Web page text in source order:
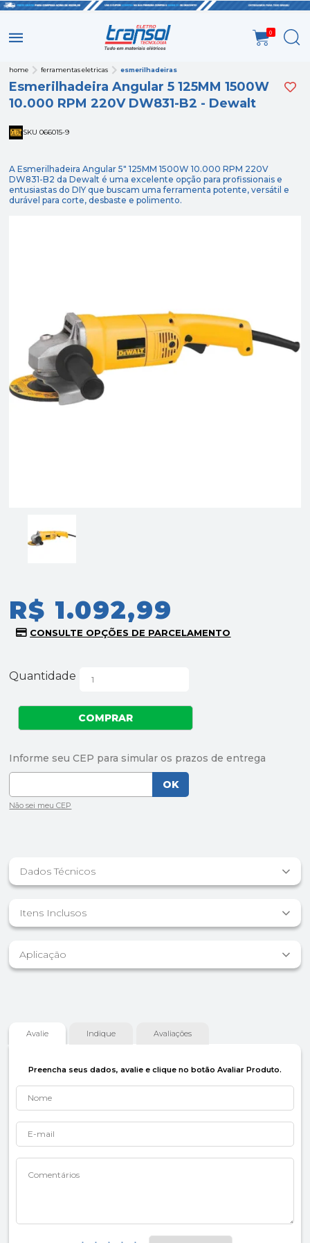
0
home ferramentas eletricas esmerilhadeiras
Esmerilhadeira Angular 5 125MM 1500W
10.000 RPM 220V DW831-B2 - Dewalt
SKU 066015-9
A Esmerilhadeira Angular 5" 125MM 1500W 10.000 RPM 220V
DW831-B2 da Dewalt é uma excelente opção para profissionais e
entusiastas do DIY que buscam uma ferramenta potente, versátil e
durável para corte, desbaste e polimento.
R$ 1.092,99
Quantidade
Dados Técnicos
Itens Inclusos
Aplicação
Avalie Indique Avaliações
Preencha seus dados, avalie e clique no botão Avaliar Produto.